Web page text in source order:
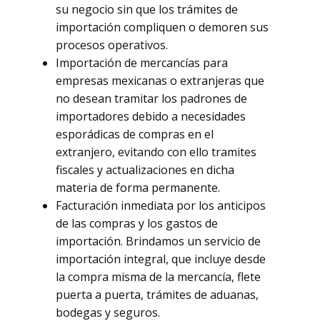
su negocio sin que los trámites de
importación compliquen o demoren sus
procesos operativos.
Importación de mercancías para
empresas mexicanas o extranjeras que
no desean tramitar los padrones de
importadores debido a necesidades
esporádicas de compras en el
extranjero, evitando con ello tramites
fiscales y actualizaciones en dicha
materia de forma permanente.
Facturación inmediata por los anticipos
de las compras y los gastos de
importación. Brindamos un servicio de
importación integral, que incluye desde
la compra misma de la mercancía, flete
puerta a puerta, trámites de aduanas,
bodegas y seguros.